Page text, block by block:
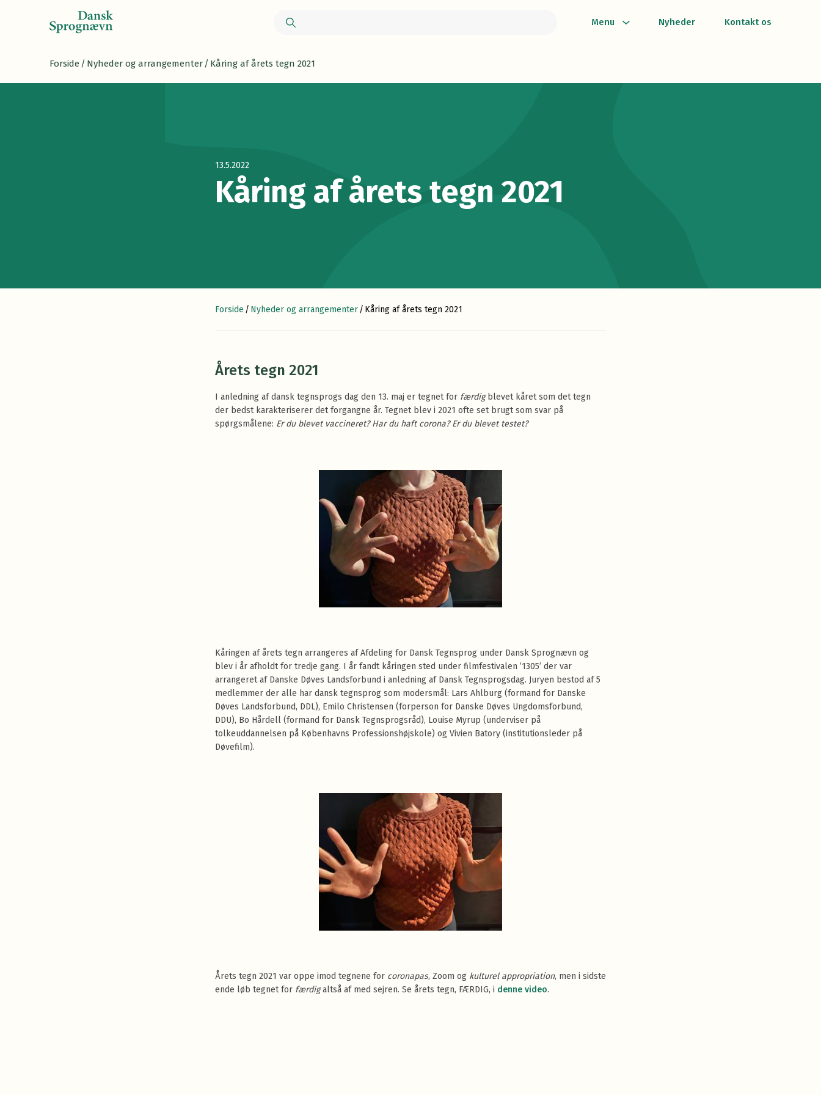
Menu Nyheder Kontakt os
Forside / Nyheder og arrangementer / Kåring af årets tegn 2021
13.5.2022
Kåring af årets tegn 2021
Forside / Nyheder og arrangementer/ Kåring af årets tegn 2021
Årets tegn 2021
I anledning af dansk tegnsprogs dag den 13. maj er tegnet for færdigblevet kåret som det tegn
der bedst karakteriserer det forgangne år. Tegnet blev i 2021 ofte set brugt som svar på
spørgsmålene: Er du blevet vaccineret? Har du haft corona? Er du blevet testet?
Kåringen af årets tegn arrangeres af Afdeling for Dansk Tegnsprog under Dansk Sprognævn og
blev i år afholdt for tredje gang. I år fandt kåringen sted under filmfestivalen ’1305’ der var
arrangeret af Danske Døves Landsforbund i anledning af Dansk Tegnsprogsdag. Juryen bestod af 5
medlemmer der alle har dansk tegnsprog som modersmål: Lars Ahlburg (formand for Danske
Døves Landsforbund, DDL), Emilo Christensen (forperson for Danske Døves Ungdomsforbund,
DDU), Bo Hårdell (formand for Dansk Tegnsprogsråd), Louise Myrup (underviser på
tolkeuddannelsen på Københavns Professionshøjskole) og Vivien Batory (institutionsleder på
Døvefilm).
Årets tegn 2021 var oppe imod tegnene for coronapas, Zoom og kulturel appropriation, men i sidste
ende løb tegnet for færdigaltså af med sejren. Se årets tegn, FÆRDIG, i denne video.